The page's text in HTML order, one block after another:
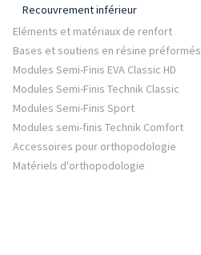
Recouvrement inférieur
Eléments et matériaux de renfort
Bases et soutiens en résine préformés
Modules Semi-Finis EVA Classic HD
Modules Semi-Finis Technik Classic
Modules Semi-Finis Sport
Modules semi-finis Technik Comfort
Accessoires pour orthopodologie
Matériels d'orthopodologie